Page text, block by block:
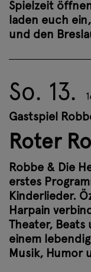
Spielzeit
laden euch
und den
Weitere Infos
So. 13.
Gastspiel
Roter
Robbe & Die
erstes
Kinderlieder.
Harpain
Theater,
einem
Musik, Humor
vombunten
Jäger die
Jäger ist am
Freiheit auf
da, ich fahr
ab!“) und
den
Ferien
und
Wiedersehn,
Ferien!“
Weitere Infos
Tickets
Da wird
vombunten
Jäger die
Jäger ist am